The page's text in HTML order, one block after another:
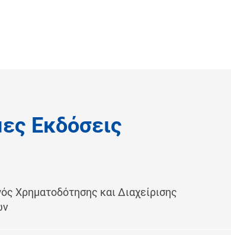
Εκδόσεις
Χρηματοδότησης και Διαχείρισης